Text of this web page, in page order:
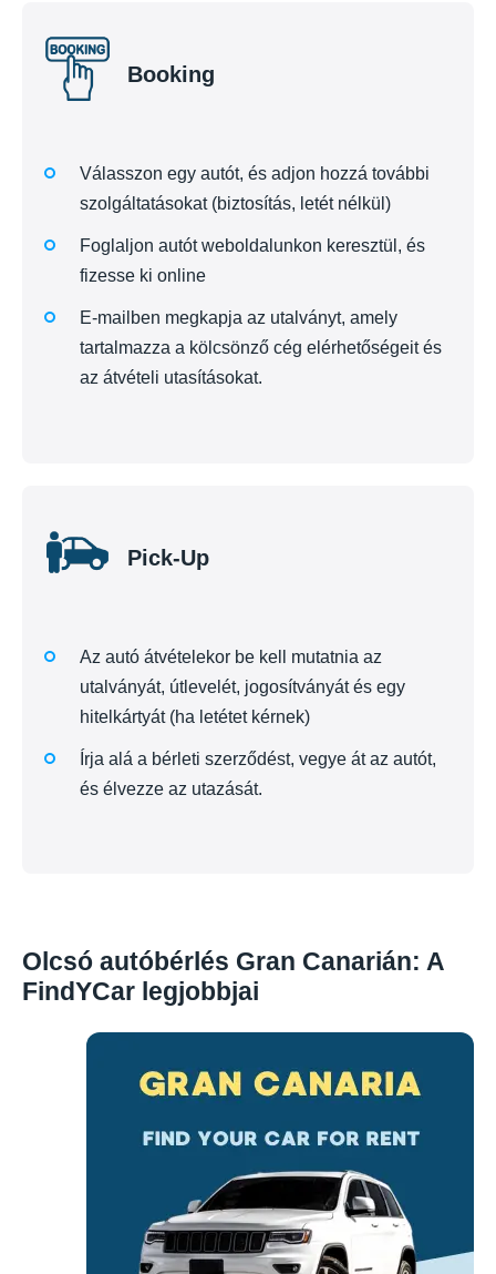
Booking
Válasszon egy autót, és adjon hozzá további
szolgáltatásokat (biztosítás, letét nélkül)
Foglaljon autót weboldalunkon keresztül, és
fizesse ki online
E-mailben megkapja az utalványt, amely
tartalmazza a kölcsönző cég elérhetőségeit és
az átvételi utasításokat.
Pick-Up
Az autó átvételekor be kell mutatnia az
utalványát, útlevelét, jogosítványát és egy
hitelkártyát (ha letétet kérnek)
Írja alá a bérleti szerződést, vegye át az autót,
és élvezze az utazását.
Olcsó autóbérlés Gran Canarián: A
FindYCar legjobbjai